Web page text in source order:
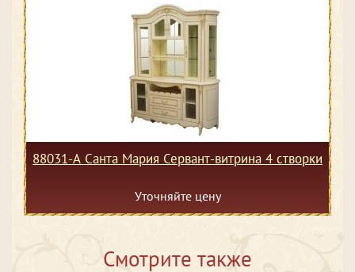
88031-А Санта Мария Сервант-витрина 4 створки
Уточняйте цену
Смотрите также